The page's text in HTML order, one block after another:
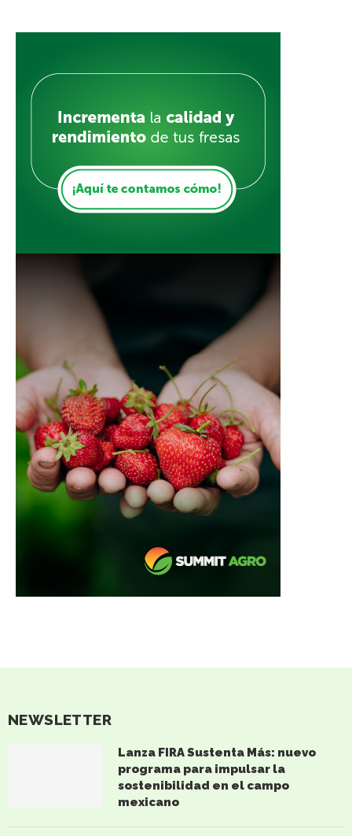
NEWSLETTER
Lanza FIRA Sustenta Más: nuevo
programa para impulsar la
sostenibilidad en el campo
mexicano